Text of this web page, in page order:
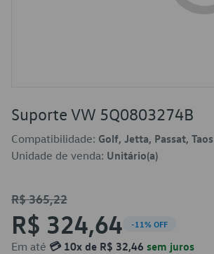
Suporte VW 5Q0803274B
Compatibilidade: Golf, Jetta, Passat, Taos
Unidade de venda: Unitário(a)
R$ 365,22
R$ 324,64 -11% OFF
Em até 💳 10x de R$ 32,46 sem juros